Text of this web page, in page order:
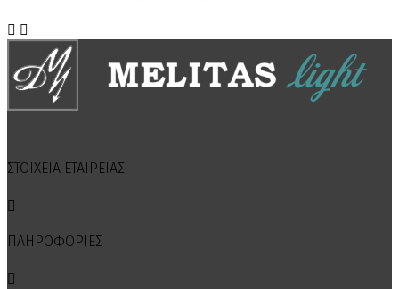
 
ΣΤΟΙΧΕΙΑ ΕΤΑΙΡΕΙΑΣ

ΠΛΗΡΟΦΟΡΙΕΣ
